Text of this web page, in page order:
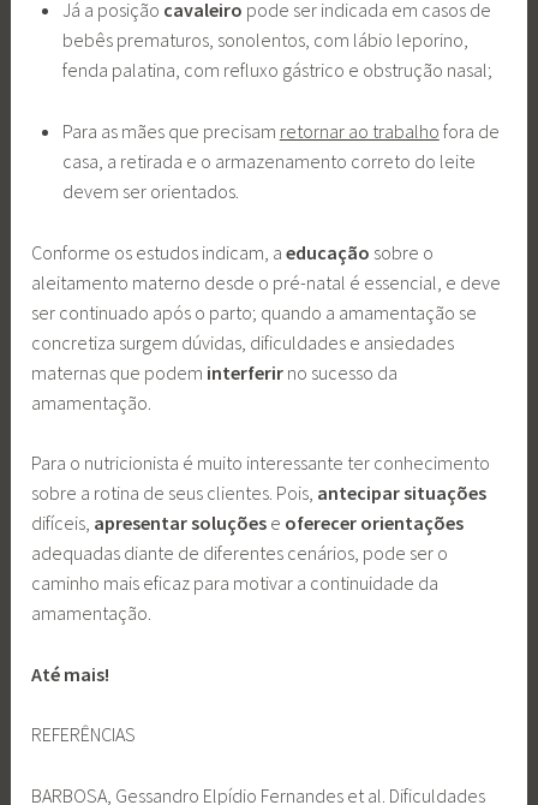
Já a posição cavaleiro pode ser indicada em casos de
bebês prematuros, sonolentos, com lábio leporino,
fenda palatina, com refluxo gástrico e obstrução nasal;
Para as mães que precisam retornar ao trabalho fora de
casa, a retirada e o armazenamento correto do leite
devem ser orientados.
Conforme os estudos indicam, aeducação sobre o
aleitamento materno desde o pré-natal é essencial, e deve
ser continuado após o parto; quando a amamentação se
concretiza surgem dúvidas, dificuldades e ansiedades
maternas que podem interferir no sucesso da
amamentação.
Para o nutricionista é muito interessante ter conhecimento
sobre a rotina de seus clientes. Pois, antecipar situações
difíceis, apresentar soluções e oferecer orientações
adequadas diante de diferentes cenários, pode ser o
caminho mais eficaz para motivar a continuidade da
amamentação.
Até mais!
REFERÊNCIAS
BARBOSA, Gessandro Elpídio Fernandes et al. Dificuldades